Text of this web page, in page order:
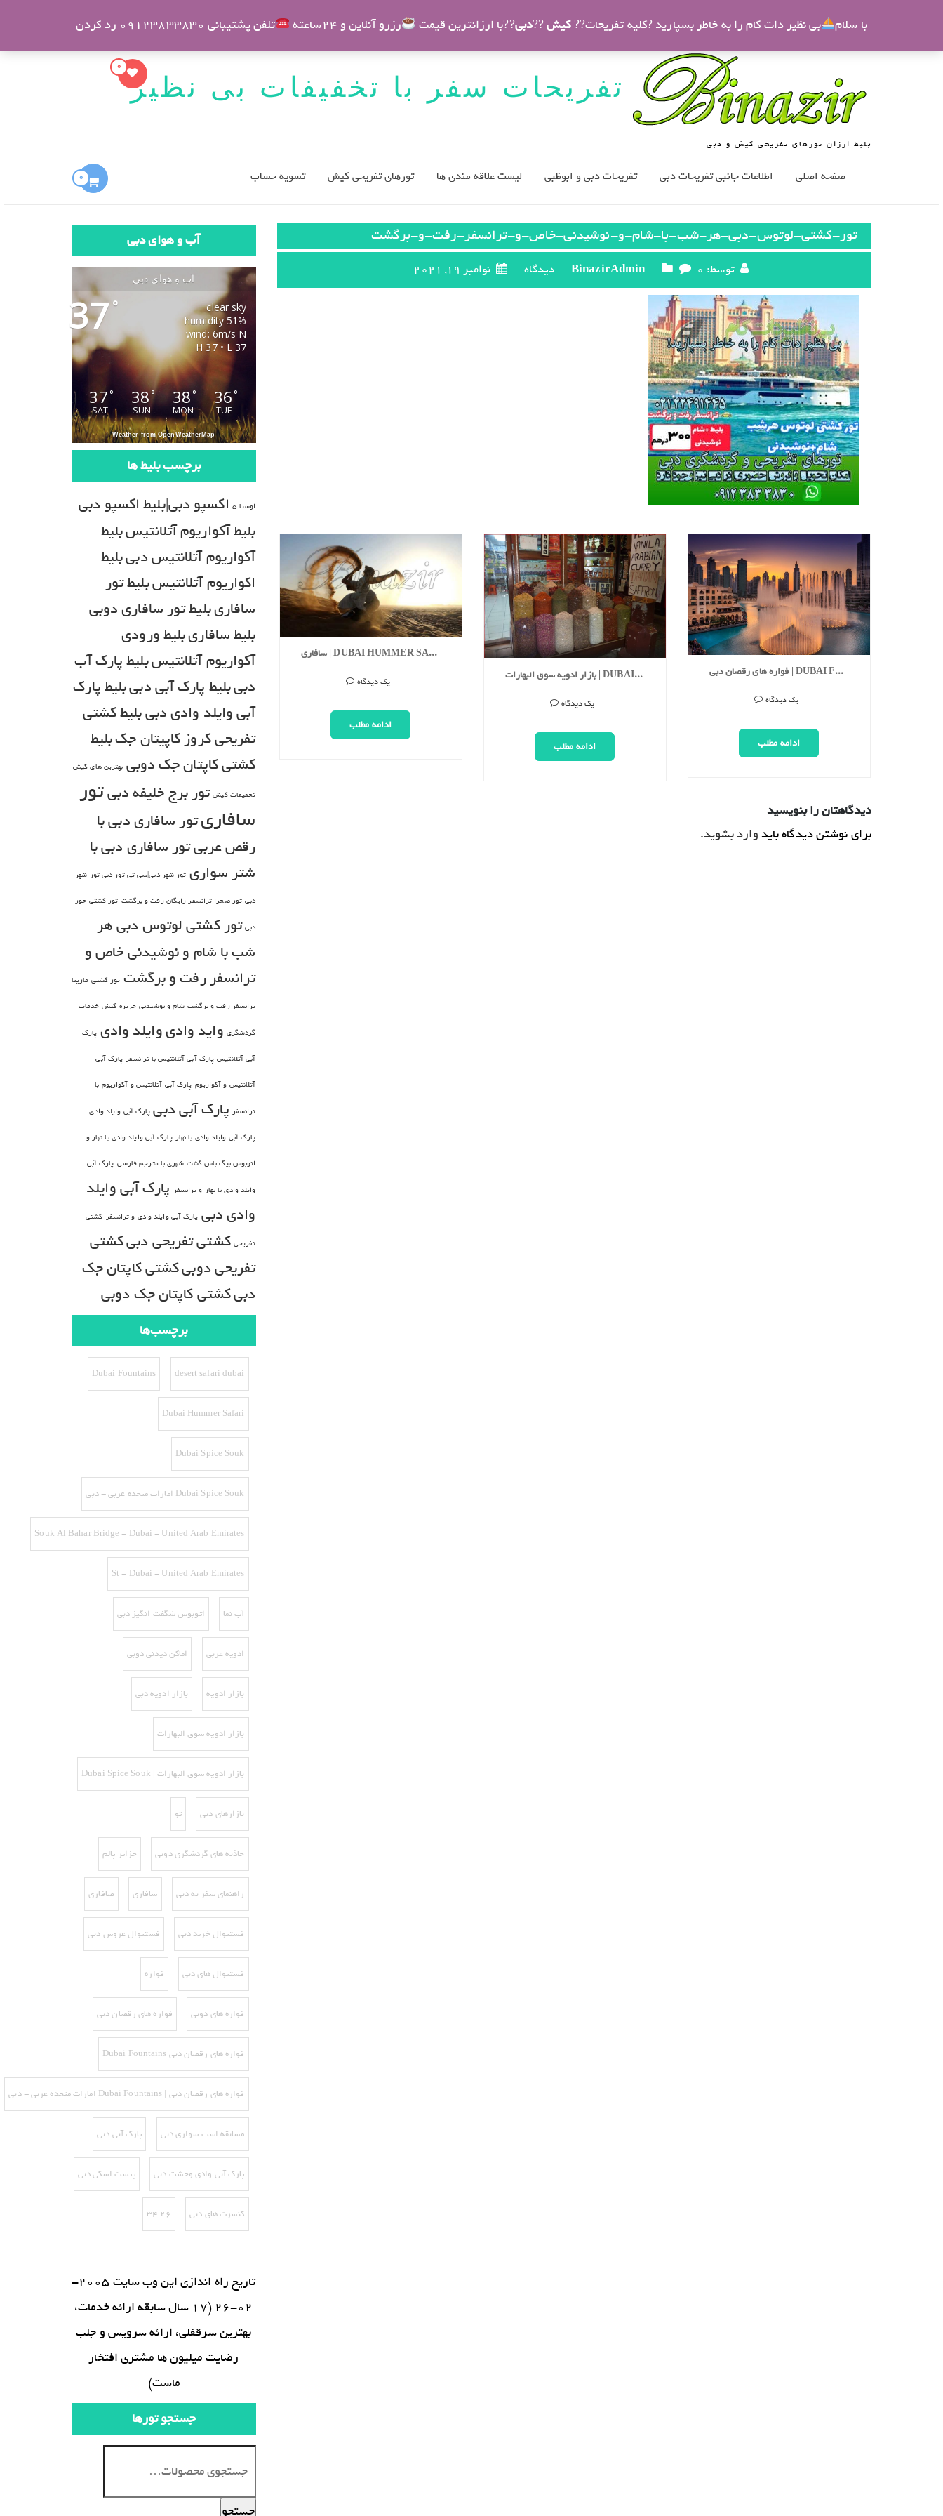
09123833830 بی نظیر 9 الی 21 ثبت نام
تفریحات سفر با تخفیفات بی نظیر
بلیط ارزان تورهای تفریحی کیش و دبی
0
0 صفحه اصلی اطلاعات جانبی تفریحات دبی تفریحات دبی و ابوظبی لیست علاقه مندی ها تورهای تفریحی کیش تسویه حساب
تور-کشتی-لوتوس-دبی-هر-شب-با-شام-و-نوشیدنی-خاص-و-ترانسفر-رفت-و-برگشت
توسط: BinazirAdmin 0 دیدگاه نوامبر 19, 2021
ادامه مطلب
سافاری | DUBAI HUMMER SAFARI
یک دیدگاه
ادامه مطلب
بازار ادویه سوق البهارات | DUBAI SPICE SOUK
یک دیدگاه
ادامه مطلب
فواره های رقصان دبی | DUBAI FOUNTAINS
یک دیدگاه
ادامه مطلب
دیدگاهتان را بنویسید
برای نوشتن دیدگاه بایدوارد بشوید.
آب و هوای دبی
آب و هوای دبی
37 °
clear sky
51% humidity
wind: 6m/s N
H 37 • L 37
37°
SAT
38°
SUN
38°
MON
36°
TUE
Weather from OpenWeatherMap
برچسب بلیط ها
اوستا 5
اکسپو دبی|بلیط اکسپو دبی
بلیط آکواریوم آتلانتیسبلیط
آکواریوم آتلانتیس دبیبلیط
اکواریوم آتلانتیسبلیط تور
سافاریبلیط تور سافاری دوبی
بلیط سافاریبلیط ورودی
آکواریوم آتلانتیسبلیط پارک آب
دبیبلیط پارک آبی دبیبلیط پارک
آبی وایلد وادی دبیبلیط کشتی
تفریحی کروز کاپیتان جکبلیط
کشتی کاپتان جک دوبی بهترین های کیش
تخفیفات کیش تور برج خلیفه دبیتور
سافاریتور سافاری دبی با
رقص عربیتور سافاری دبی با
شتر سواری تور شهر دبی|سی تی تور دبی تور شهر
دبی تور صحرا ترانسفر رایگان رفت و برگشت تور کشتی خور
دبی تور کشتی لوتوس دبی هر
شب با شام و نوشیدنی خاص و
ترانسفر رفت و برگشت تور کشتی مارینا
ترانسفر رفت و برگشت شام و نوشیدنی جریره کیش خدمات
گردشگری واید وادیوایلد وادی پارک
آبی آتلانتیس پارک آبی آتلانتیس با ترانسفر پارک آبی
آتلانتیس و آکواریوم پارک آبی آتلانتیس و آکواریوم با
ترانسفر پارک آبی دبی پارک آبی وایلد وادی
پارک آبی وایلد وادی با نهار پارک آبی وایلد وادی با نهار و
اتوبوس بیگ باس گشت شهری با مترجم فارسی پارک آبی
وایلد وادی با نهار و ترانسفر پارک آبی وایلد
وادی دبی پارک آبی وایلد وادی و ترانسفر کشتی
تفریحی کشتی تفریحی دبیکشتی
تفریحی دوبیکشتی کاپتان جک
دبیکشتی کاپتان جک دوبی
برچسب‌ها
desert safari dubai
Dubai Fountains
Dubai Hummer Safari
Dubai Spice Souk
Dubai Spice Souk امارات متحده عربی - دبی
Souk Al Bahar Bridge - Dubai - United Arab Emirates
St - Dubai - United Arab Emirates
آب نما اتوبوس شگفت انگیز دبی
ادویه عربی اماکن دیدنی دوبی
بازار ادویه بازار ادویه دبی
بازار ادویه سوق البهارات
بازار ادویه سوق البهارات | Dubai Spice Souk
بازارهای دبی تو
جاذبه های گردشگری دوبی جزایر پالم
راهنمای سفر به دبی سافاری صافاری
فستیوال خرید دبی فستیوال عروس دبی
فستیوال های دبی فواره
فواره های دوبی فواره های رقصان دبی
فواره های رقصان دبی Dubai Fountains
فواره های رقصان دبی | Dubai Fountains امارات متحده عربی - دبی
مسابقه اسب سواری دبی پارک آبی دبی
پارک آبی وادی وحشت دبی پیست اسکی دبی‌
کنسرت های دبی ۲۶ ۳۴
تاریخ راه اندازی این وب سایت 2005-
02-26 (17 سال سابقه ارائه خدمات،
بهترین سرقفلی، ارائه سرویس و جلب
رضایت میلیون ها مشتری افتخار
ماست)
جستجو تورها
جستجو
با سلام بی نظیر دات کام را به خاطر بسپارید ?کلیه تفریحات??کیش??دبی??با ارزانترین قیمت رزرو آنلاین و 24ساعته تلفن پشتیبانی 09123833830 رد کردن